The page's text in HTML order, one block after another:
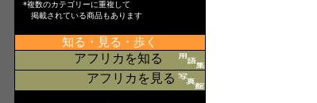
*複数のカテゴリーに重複して
掲載されている商品もあります
知る・見る・歩く
アフリカを知る
アフリカを見る